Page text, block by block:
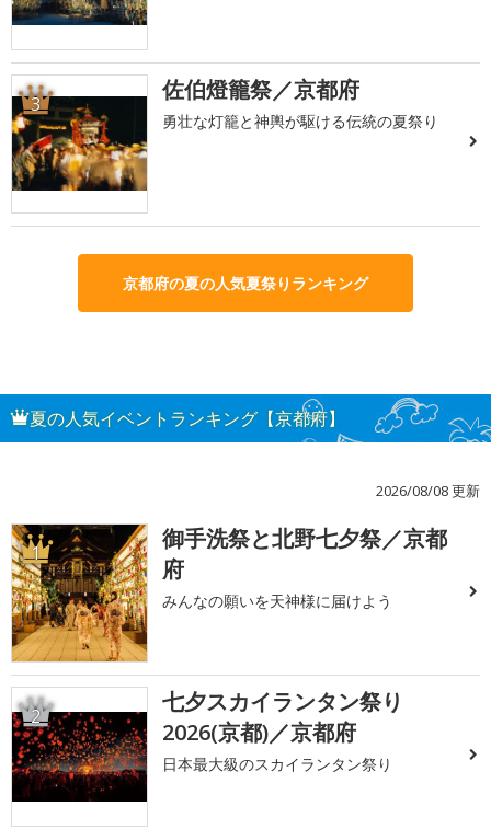
3 佐伯燈籠祭／京都府
勇壮な灯籠と神輿が駆ける伝統の夏祭り
京都府の夏の人気夏祭りランキング
夏の人気イベントランキング【京都府】
2026/08/08 更新
1
御手洗祭と北野七夕祭／京都
府
みんなの願いを天神様に届けよう
2
七夕スカイランタン祭り
2026(京都)／京都府
日本最大級のスカイランタン祭り